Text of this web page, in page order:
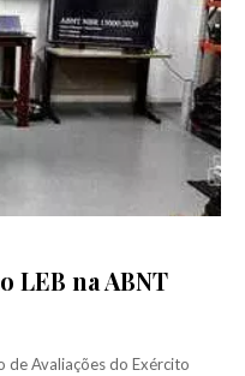
LEB na ABNT
Avaliações do Exército